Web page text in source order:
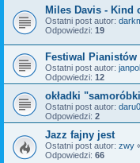
Miles Davis - Kind
Ostatni post autor:
Odpowiedzi: 19
Festiwal
Ostatni post autor: janpol
Odpowiedzi: 12
okładki
Ostatni post autor:
Odpowiedzi: 2
Jazz fajny jest
Ostatni post autor: zwy
Odpowiedzi: 66